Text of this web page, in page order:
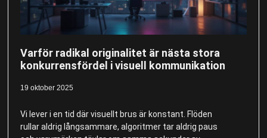
Varför radikal originalitet är nästa stora
konkurrensfördel i visuell kommunikation
19 oktober 2025
Vi lever i en tid där visuellt brus är konstant. Flöden
rullar aldrig långsammare, algoritmer tar aldrig paus